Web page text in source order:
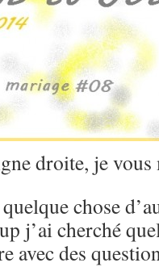
droite, je
chose
j’ai cherché
avec des